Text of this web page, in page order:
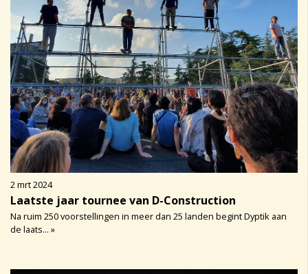
2 mrt 2024
Laatste jaar tournee van D-Construction
Na ruim 250 voorstellingen in meer dan 25 landen begint Dyptik aan
de laats... »